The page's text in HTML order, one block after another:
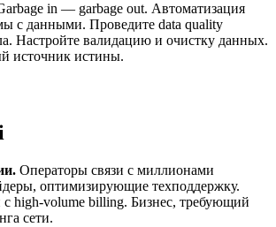
in — garbage out. Автоматизация
с данными. Проведите data quality
Настройте валидацию и очистку данных.
источник истины.
Операторы связи с миллионами
оптимизирующие техподдержку.
high-volume billing. Бизнес, требующий
сети.